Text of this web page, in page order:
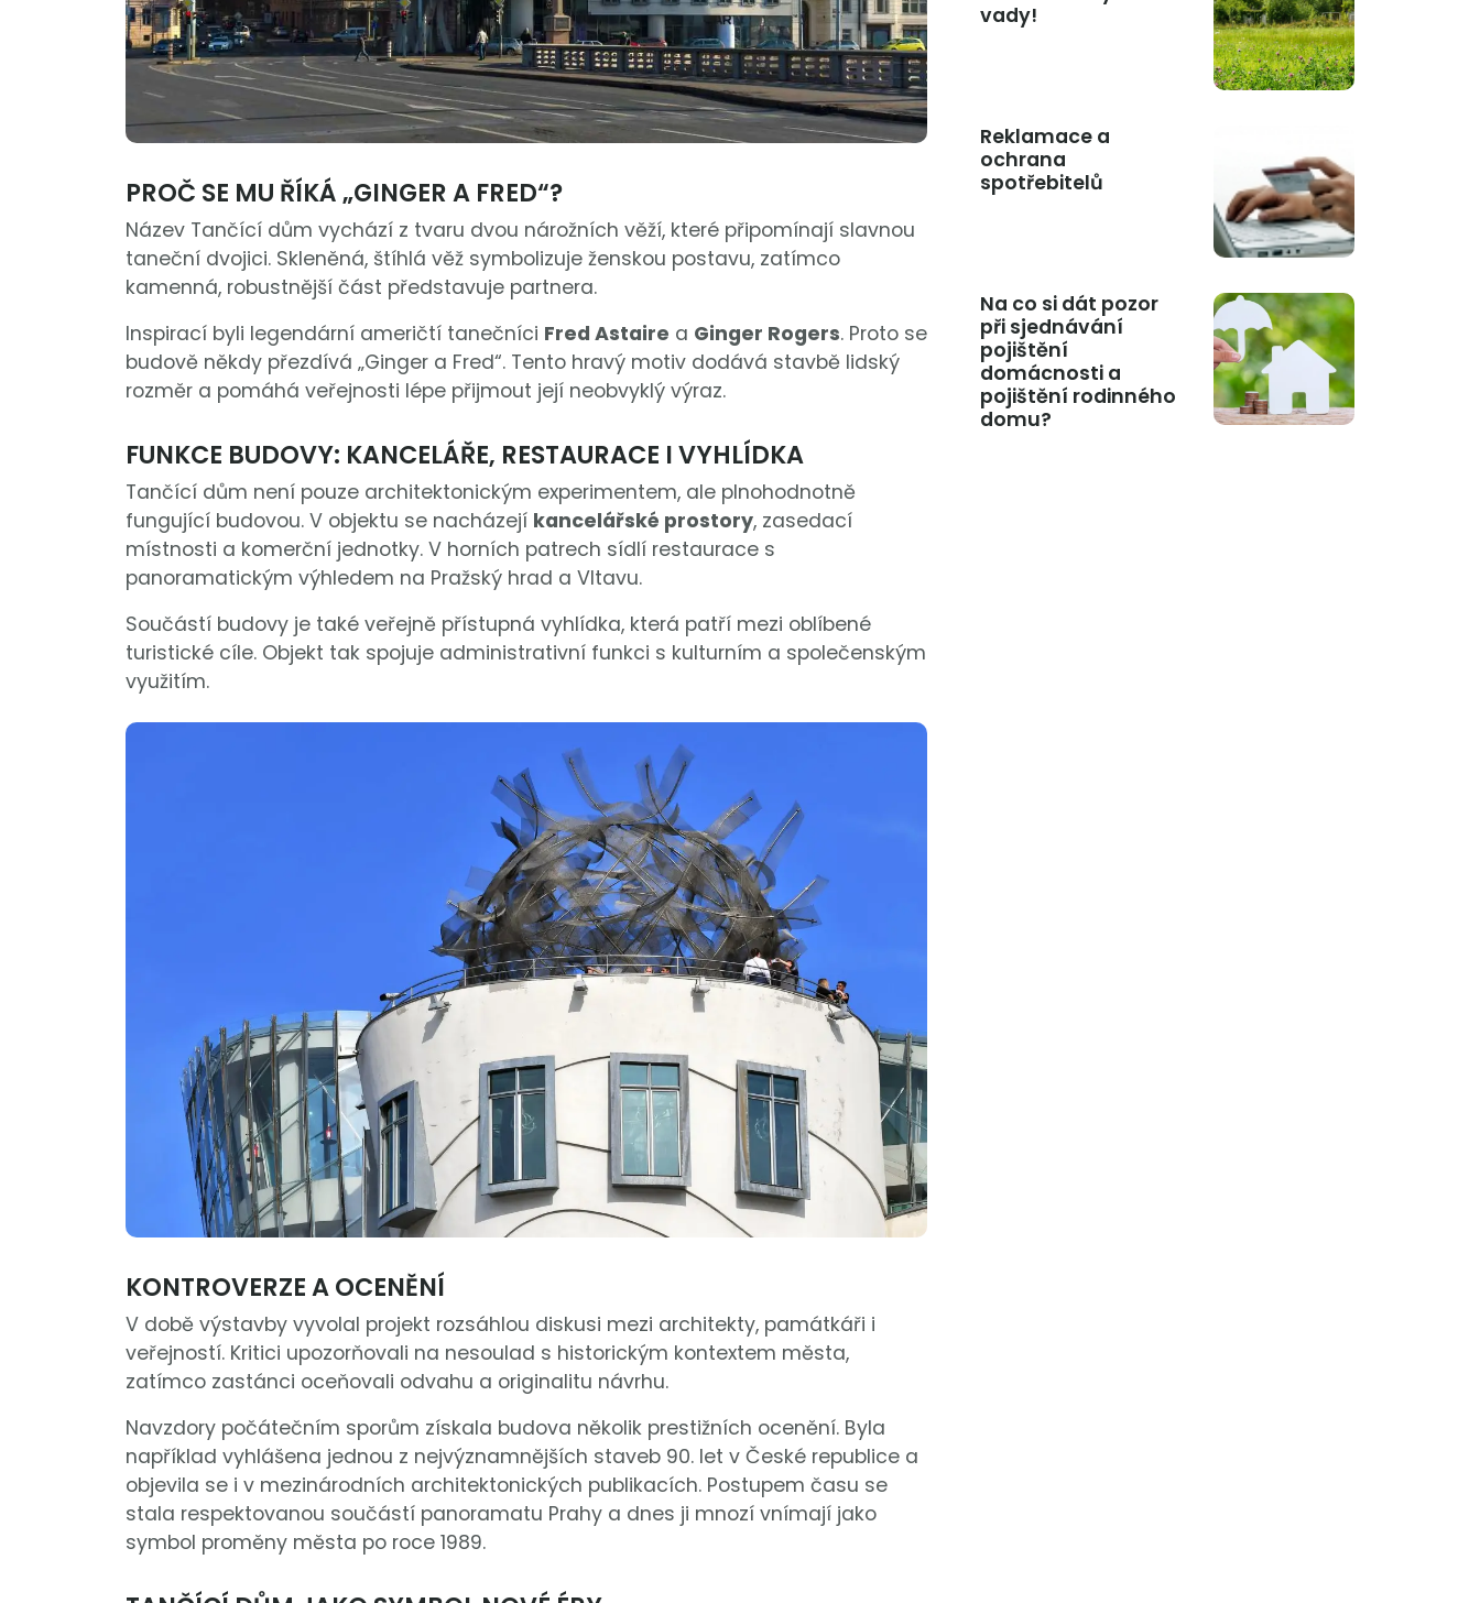
PROČ SE MU ŘÍKÁ „GINGER A FRED“?
Název Tančící dům vychází z tvaru dvou nárožních věží, které připomínají slavnou
taneční dvojici. Skleněná, štíhlá věž symbolizuje ženskou postavu, zatímco
kamenná, robustnější část představuje partnera.
Inspirací byli legendární američtí tanečníci Fred Astaire a Ginger Rogers. Proto se
budově někdy přezdívá „Ginger a Fred“. Tento hravý motiv dodává stavbě lidský
rozměr a pomáhá veřejnosti lépe přijmout její neobvyklý výraz.
FUNKCE BUDOVY: KANCELÁŘE, RESTAURACE I VYHLÍDKA
Tančící dům není pouze architektonickým experimentem, ale plnohodnotně
fungující budovou. V objektu se nacházejí kancelářské prostory, zasedací
místnosti a komerční jednotky. V horních patrech sídlí restaurace s
panoramatickým výhledem na Pražský hrad a Vltavu.
Součástí budovy je také veřejně přístupná vyhlídka, která patří mezi oblíbené
turistické cíle. Objekt tak spojuje administrativní funkci s kulturním a společenským
využitím.
KONTROVERZE A OCENĚNÍ
V době výstavby vyvolal projekt rozsáhlou diskusi mezi architekty, památkáři i
veřejností. Kritici upozorňovali na nesoulad s historickým kontextem města,
zatímco zastánci oceňovali odvahu a originalitu návrhu.
Navzdory počátečním sporům získala budova několik prestižních ocenění. Byla
například vyhlášena jednou z nejvýznamnějších staveb 90. let v České republice a
objevila se i v mezinárodních architektonických publikacích. Postupem času se
stala respektovanou součástí panoramatu Prahy a dnes ji mnozí vnímají jako
symbol proměny města po roce 1989.
vady!
Reklamace a
ochrana
spotřebitelů
Na co si dát pozor
při sjednávání
pojištění
domácnosti a
pojištění rodinného
domu?